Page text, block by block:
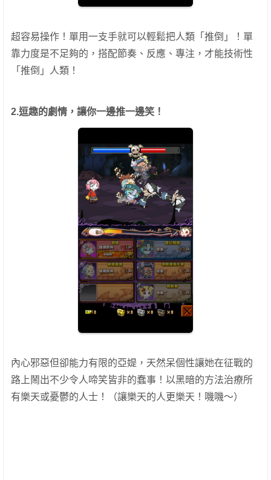
超容易操作！單用一支手就可以輕鬆把人類「推倒」！單
靠力度是不足夠的，搭配節奏、反應、專注，才能技術性
「推倒」人類！
2.逗趣的劇情，讓你一邊推一邊笑！
內心邪惡但卻能力有限的亞媞，天然呆個性讓她在征戰的
路上鬧出不少令人啼笑皆非的蠢事！以黑暗的方法治療所
有樂天或憂鬱的人士！（讓樂天的人更樂天！嘰嘰～）